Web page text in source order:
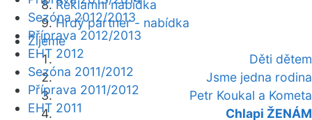
Reklamní nabídka
Hrdý partner - nabídka
Žijeme
Děti dětem
Jsme jedna rodina
Petr Koukal a Kometa
Chlapi ŽENÁM
Sezóna 2012/2013
Příprava 2012/2013
EHT 2012
Sezóna 2011/2012
Příprava 2011/2012
EHT 2011